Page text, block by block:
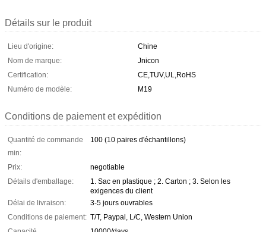
Détails sur le produit
Lieu d'origine:
Chine
Nom de marque:
Jnicon
Certification:
CE,TUV,UL,RoHS
Numéro de modèle:
M19
Conditions de paiement et expédition
Quantité de commande
min:
100 (10 paires d'échantillons)
Prix:
negotiable
Détails d'emballage:
1. Sac en plastique ; 2. Carton ; 3. Selon les
exigences du client
Délai de livraison:
3-5 jours ouvrables
Conditions de paiement: T/T, Paypal, L/C, Western Union